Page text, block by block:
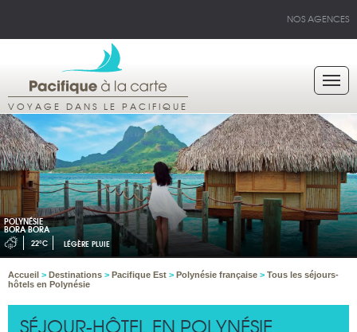
NOS AGENCES
VOYAGE DANS LE PACIFIQUE
POLYNÉSIE
BORA BORA
22°C LÉGÈRE PLUIE
Accueil > Destinations > Pacifique Est > Polynésie française > Tous les séjours-
hôtels en Polynésie
SÉJOUR-HÔTEL EN POLYNÉSIE